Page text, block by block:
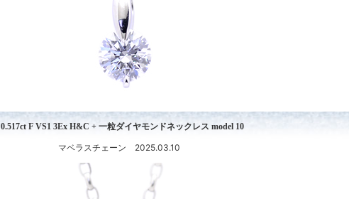
0.517ct F VS1 3Ex H&C + 一粒ダイヤモンドネックレス model 10
マベラスチェーン 2025.03.10